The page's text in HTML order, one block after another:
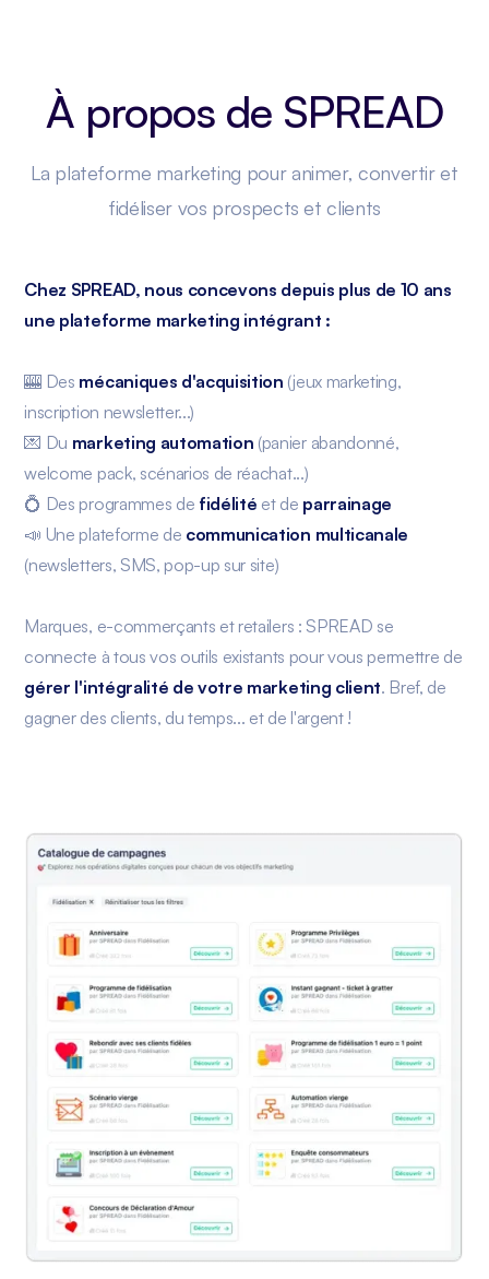
À propos de SPREAD
La plateforme marketing pour animer, convertir et
fidéliser vos prospects et clients
Chez SPREAD, nous concevons depuis plus de 10 ans
une plateforme marketing intégrant :
🎰 Des mécaniques d'acquisition (jeux marketing,
inscription newsletter...)
💌 Du marketing automation (panier abandonné,
welcome pack, scénarios de réachat...)
💍 Des programmes de fidélité et de parrainage
📣 Une plateforme de communication multicanale
(newsletters, SMS, pop-up sur site)
Marques, e-commerçants et retailers : SPREAD se
connecte à tous vos outils existants pour vous permettre de
gérer l'intégralité de votre marketing client. Bref, de
gagner des clients, du temps... et de l'argent !